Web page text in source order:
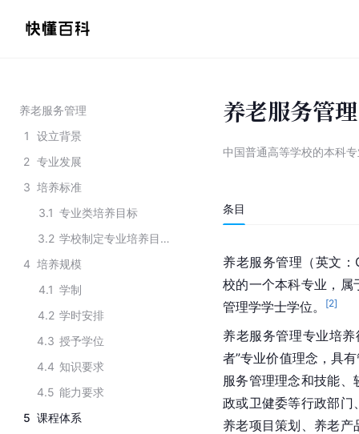
养老服务管理
1
设立背景
2 专业发展
3 培养标准
3.1 专业类培养目标
3.2
学校制定专业培养目标的要求
4 培养规模
4.1 学制
4.2 学时安排
4.3 授予学位
4.4 知识要求
4.5 能力要求
5 课程体系
养老服务管理
中国普通高等学校的本科
条目
养老服务管理（英文
校的一个本科专业，属
管理学学士学位。
[2]
养老服务管理专业培
者”专业价值理念，具
服务管理理念和技能
政或卫健委等行政部门
养老项目策划、养老